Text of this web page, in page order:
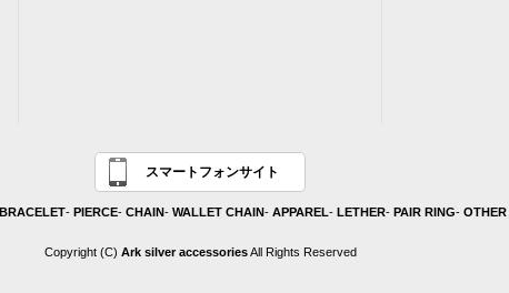
スマートフォンサイト
BRACELET- PIERCE- CHAIN- WALLET CHAIN- APPAREL- LETHER- PAIR RING- OTHER
Copyright (C) Ark silver accessoriesAll Rights Reserved